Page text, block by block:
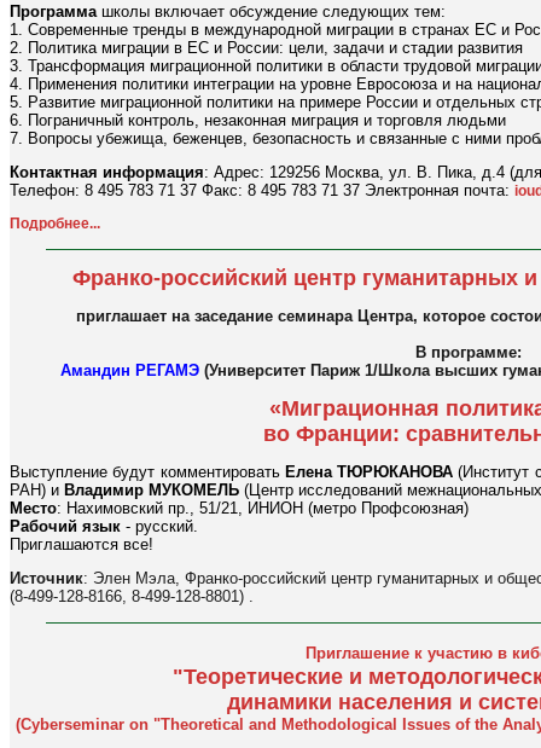
Программа школы включает обсуждение следующих тем:
1. Современные тренды в международной миграции в странах ЕС и
2. Политика миграции в ЕС и России: цели, задачи и стадии развития
3. Трансформация миграционной политики в области трудовой
4. Применения политики интеграции на уровне Евросоюза и на
5. Развитие миграционной политики на примере России и отдельных
6. Пограничный контроль, незаконная миграция и торговля людьми
7. Вопросы убежища, беженцев, безопасность и связанные с ними
Контактная информация: Адрес: 129256 Москва, ул. В. Пика, д.4
Телефон: 8 495 783 71 37 Факс: 8 495 783 71 37 Электронная почта:
Подробнее...
Франко-российский центр гуманитарных
приглашает на заседание семинара Центра, которое
В программе:
Амандин РЕГАМЭ (Университет Париж 1/Школа высших
«Миграционная
во Франции:
Выступление будут комментировать Елена ТЮРЮКАНОВА (Институт
РАН) и Владимир МУКОМЕЛЬ (Центр исследований
Место: Нахимовский пр., 51/21, ИНИОН (метро Профсоюзная)
Рабочий язык - русский.
Приглашаются все!
Источник: Элен Мэла, Франко-российский центр гуманитарных и
(8-499-128-8166, 8-499-128-8801) .
Приглашение к участию в
"Теоретические и
динамики населения и
(Cyberseminar on "Theoretical and Methodological Issues of the